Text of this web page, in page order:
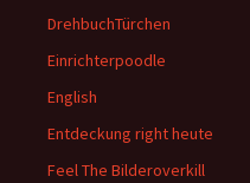
DrehbuchTürchen
Einrichterpoodle
English
Entdeckung right heute
Feel The Bilderoverkill